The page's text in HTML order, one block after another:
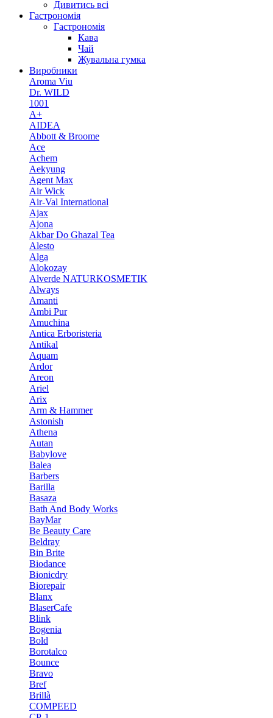
Дивитись всі
Гастрономія
Гастрономія
Кава
Чай
Жувальна гумка
Виробники
Aroma Viu
Dr. WILD
1001
A+
AIDEA
Abbott & Broome
Ace
Achem
Aekyung
Agent Max
Air Wick
Air-Val International
Ajax
Ajona
Akbar Do Ghazal Tea
Alesto
Alga
Alokozay
Alverde NATURKOSMETIK
Always
Amanti
Ambi Pur
Amuchina
Antica Erboristeria
Antikal
Aquam
Ardor
Areon
Ariel
Arix
Arm & Hammer
Astonish
Athena
Autan
Babylove
Balea
Barbers
Barilla
Basaza
Bath And Body Works
BayMar
Be Beauty Care
Beldray
Bin Brite
Biodance
Bionicdry
Biorepair
Blanx
BlaserCafe
Blink
Bogenia
Bold
Borotalco
Bounce
Bravo
Bref
Brillà
COMPEED